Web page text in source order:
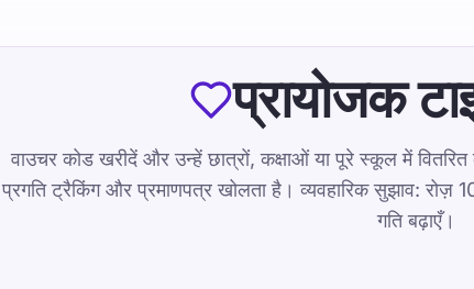
प्रायोजक
वाउचर कोड खरीदें और उन्हें छात्रों, कक्षाओं या पूरे स्कूल में
प्रगति ट्रैकिंग और प्रमाणपत्र खोलता है। व्यवहारिक सुझाव: रोज़
गति बढ़ाएँ।